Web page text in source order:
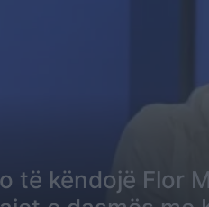
të këndojë Flor